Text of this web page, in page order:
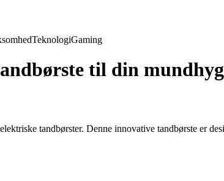
TeknologiGaming
til din
tandbørster. Denne innovative tandbørste er